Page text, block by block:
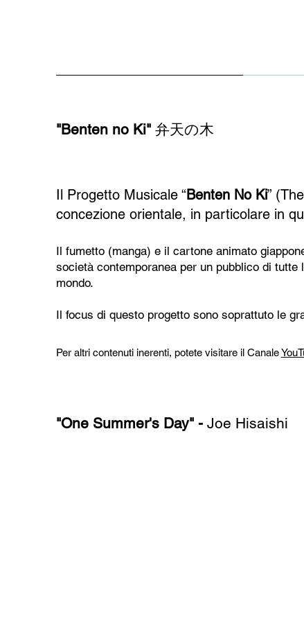
"Benten no Ki"弁天の木
Il Progetto Musicale “Benten No Ki”
concezione orientale, in particolare in
Il fumetto (manga) e il cartone animato
società contemporanea per un pubblico di
mondo.
Il focus di questo progetto sono soprattuto le
Per altri contenuti inerenti, potete visitare il Canale
"One Summer's Day" - Joe Hisaishi